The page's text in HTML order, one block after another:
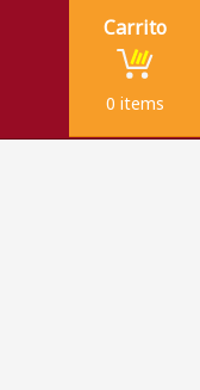
Carrito
0 items